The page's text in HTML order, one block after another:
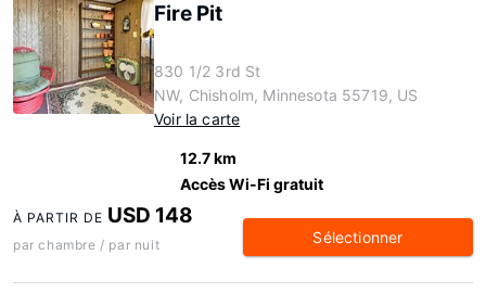
Fire Pit
830 1/2 3rd St
NW, Chisholm, Minnesota 55719, US
Voir la carte
12.7 km
Accès Wi-Fi gratuit
À PARTIR DE USD 148
par chambre / par nuit Sélectionner